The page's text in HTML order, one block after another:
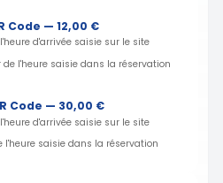
Code — 12,00 €
d'arrivée saisie sur le site
l'heure saisie dans la réservation
Code — 30,00 €
d'arrivée saisie sur le site
l'heure saisie dans la réservation